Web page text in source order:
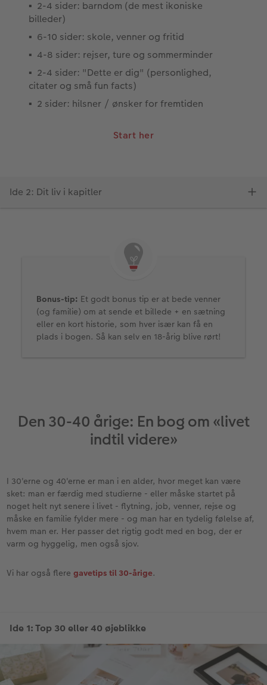
Bonus-tip: Et godt bonus tip er at bede venner
(og familie) om at sende et billede + en sætning
eller en kort historie, som hver især kan få en
plads i bogen. Så kan selv en 18-årig blive rørt!
Den 30-40 årige: En bog om «livet
indtil videre»
I 30'erne og 40'erne er man i en alder, hvor meget kan være
sket: man er færdig med studierne - eller måske startet på
noget helt nyt senere i livet - flytning, job, venner, rejse og
måske en familie fylder mere - og man har en tydelig følelse af,
hvem man er. Her passer det rigtig godt med en bog, der er
varm og hyggelig, men også sjov.
Vi har også fleregavetips til 30-årige.